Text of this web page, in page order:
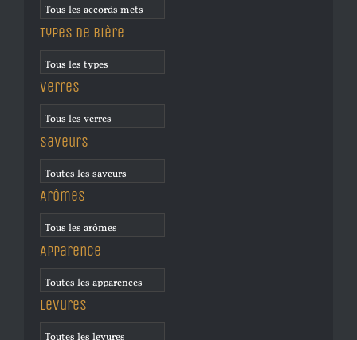
Types de bière
Verres
Saveurs
Arômes
Apparence
Levures